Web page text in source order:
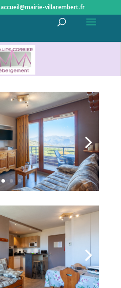
accueil@mairie-villarembert.fr